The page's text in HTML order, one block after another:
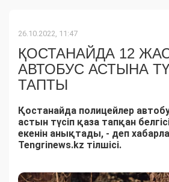
26.10.2022, 11:47
ҚОСТАНАЙДА 12
АВТОБУС АСТЫНА
ТАПТЫ
Қостанайда полицейлер
астын түсіп қаза тапқан
екенін анықтады, - деп
Tengrinews.kz тілшісі.